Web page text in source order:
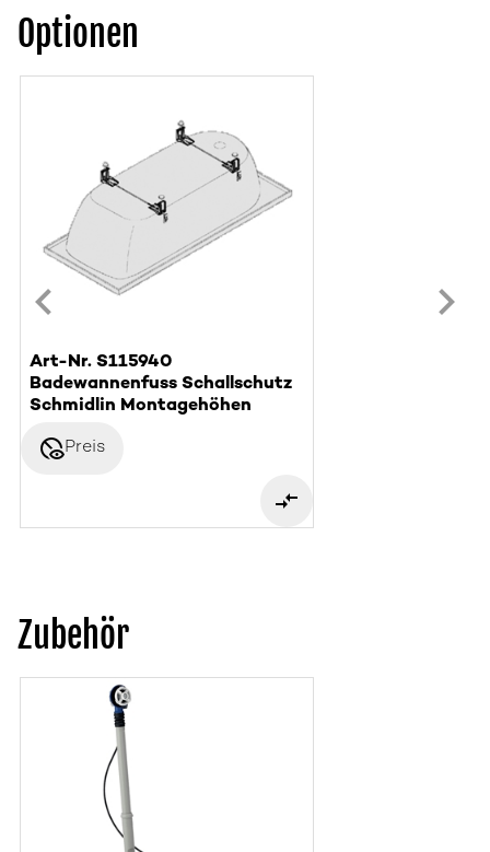
Optionen
Art-Nr. S115940
Badewannenfuss Schallschutz
Schmidlin Montagehöhen
disabled_visiblePreis
Zubehör